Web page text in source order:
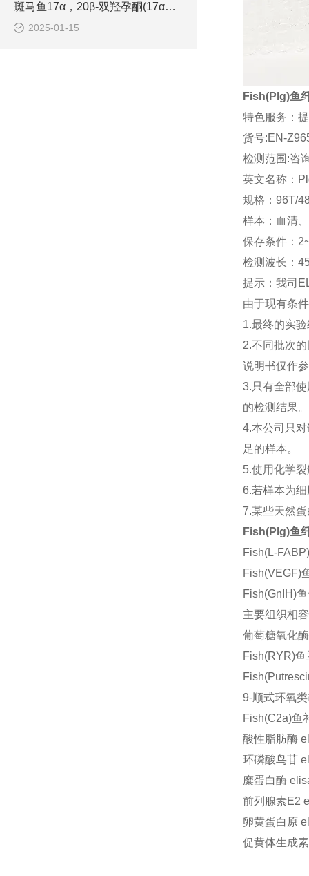
斑马鱼17α，20β-双羟孕酮(17α，20β-DHP)ELISA检测试剂盒说明书
2025-01-15
Fish(Plg)鱼
特色服务：
货号:EN-
检测范围:咨
英文名称：
规格：96T/
样本：血清
保存条件：
检测波长：
提示：我司
由于现有条
1.最终的实
2.不同批次
说明书仅作
3.只有全部
的检测结果。
4.本公司只
足的样本。
5.使用化学
6.若样本为
7.某些天然
Fish(Plg)鱼
Fish(L-
Fish(VEGF)
Fish(GnIH)
主要组织相
葡萄糖氧化
Fish(RYR)
9-顺式环氧
Fish(C2a)鱼
酸性脂肪酶
环磷酸鸟苷
糜蛋白酶
前列腺素E2
卵黄蛋白原
促黄体生成